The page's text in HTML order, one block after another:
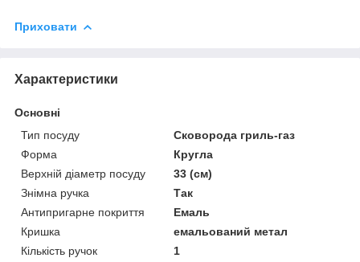
Приховати
Характеристики
Основні
Тип посуду
Сковорода гриль-газ
Форма
Кругла
Верхній діаметр посуду
33 (см)
Знімна ручка
Так
Антипригарне покриття
Емаль
Кришка
емальований метал
Кількість ручок
1